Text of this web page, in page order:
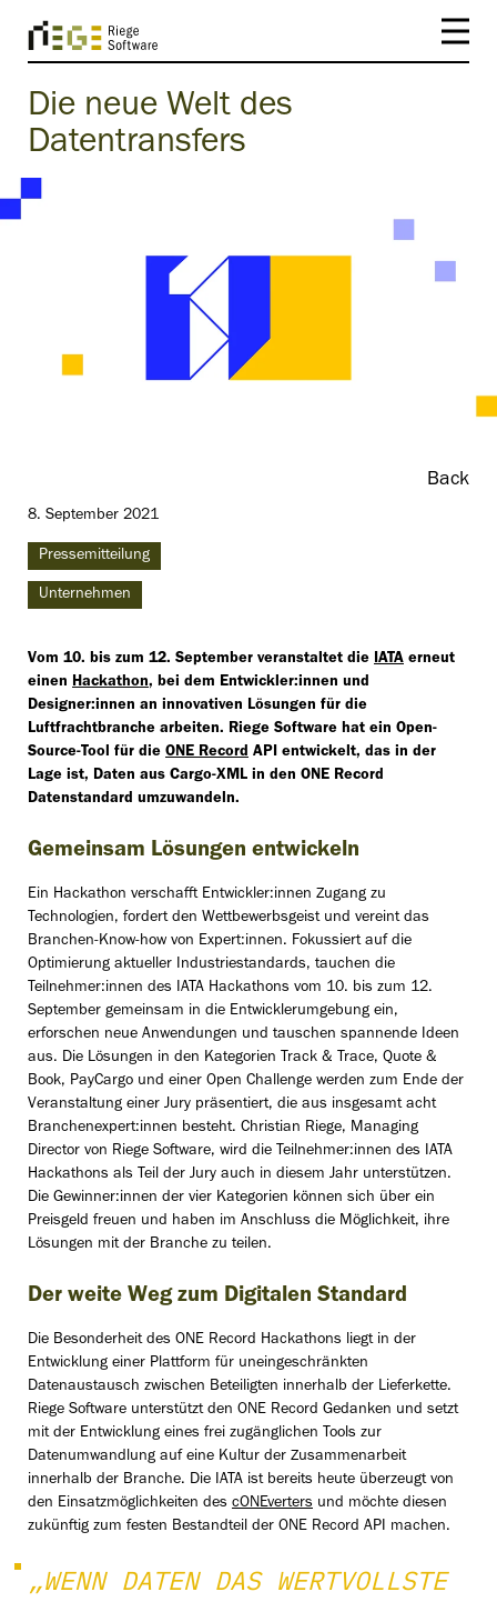
Die neue Welt des
Datentransfers
8. September 2021
Pressemitteilung
Unternehmen
Back
Vom 10. bis zum 12. September veranstaltet die IATA erneut
einen Hackathon, bei dem Entwickler:innen und
Designer:innen an innovativen Lösungen für die
Luftfrachtbranche arbeiten. Riege Software hat ein Open-
Source-Tool für die ONE Record API entwickelt, das in der
Lage ist, Daten aus Cargo-XML in den ONE Record
Datenstandard umzuwandeln.
Gemeinsam Lösungen entwickeln
Ein Hackathon verschafft Entwickler:innen Zugang zu
Technologien, fordert den Wettbewerbsgeist und vereint das
Branchen-Know-how von Expert:innen. Fokussiert auf die
Optimierung aktueller Industriestandards, tauchen die
Teilnehmer:innen des IATA Hackathons vom 10. bis zum 12.
September gemeinsam in die Entwicklerumgebung ein,
erforschen neue Anwendungen und tauschen spannende Ideen
aus. Die Lösungen in den Kategorien Track & Trace, Quote &
Book, PayCargo und einer Open Challenge werden zum Ende der
Veranstaltung einer Jury präsentiert, die aus insgesamt acht
Branchenexpert:innen besteht. Christian Riege, Managing
Director von Riege Software, wird die Teilnehmer:innen des IATA
Hackathons als Teil der Jury auch in diesem Jahr unterstützen.
Die Gewinner:innen der vier Kategorien können sich über ein
Preisgeld freuen und haben im Anschluss die Möglichkeit, ihre
Lösungen mit der Branche zu teilen.
Der weite Weg zum Digitalen Standard
Die Besonderheit des ONE Record Hackathons liegt in der
Entwicklung einer Plattform für uneingeschränkten
Datenaustausch zwischen Beteiligten innerhalb der Lieferkette.
Riege Software unterstützt den ONE Record Gedanken und setzt
mit der Entwicklung eines frei zugänglichen Tools zur
Datenumwandlung auf eine Kultur der Zusammenarbeit
innerhalb der Branche. Die IATA ist bereits heute überzeugt von
den Einsatzmöglichkeiten des cONEverters und möchte diesen
zukünftig zum festen Bestandteil der ONE Record API machen.
„WENN DATEN DAS WERTVOLLSTE